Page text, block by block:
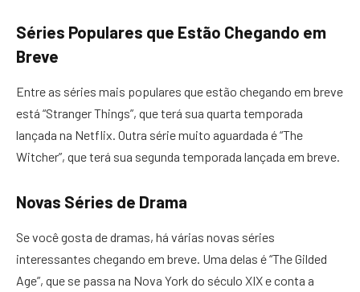
Séries Populares que Estão Chegando em
Breve
Entre as séries mais populares que estão chegando em breve
está “Stranger Things”, que terá sua quarta temporada
lançada na Netflix. Outra série muito aguardada é “The
Witcher”, que terá sua segunda temporada lançada em breve.
Novas Séries de Drama
Se você gosta de dramas, há várias novas séries
interessantes chegando em breve. Uma delas é “The Gilded
Age”, que se passa na Nova York do século XIX e conta a